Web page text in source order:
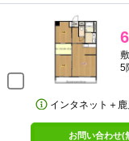
5
インタネット＋
お問い合わせ(